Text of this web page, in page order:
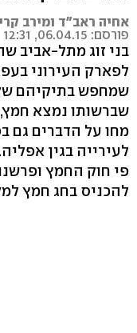
אחיה ראב"ד ומירב
פורסם: 06.04.15, 12:31
בני זוג מתל-אביב
לפארק העירוני
שמחפש בתיקיהם
שברשותו נמצא חמץ,
מחו על הדברים גם
לעירייה בגין
פי חוק החמץ
להכניס בחג חמץ